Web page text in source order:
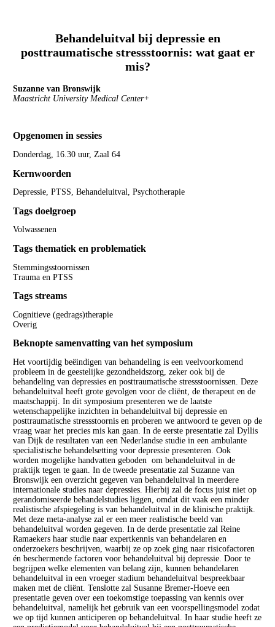
Behandeluitval bij depressie en
posttraumatische stressstoornis: wat gaat er
mis?
Suzanne van Bronswijk
Maastricht University Medical Center+
Opgenomen in sessies
Donderdag, 16.30 uur, Zaal 64
Kernwoorden
Depressie, PTSS, Behandeluitval, Psychotherapie
Tags doelgroep
Volwassenen
Tags thematiek en problematiek
Stemmingsstoornissen
Trauma en PTSS
Tags streams
Cognitieve (gedrags)therapie
Overig
Beknopte samenvatting van het symposium
Het voortijdig beëindigen van behandeling is een veelvoorkomend
probleem in de geestelijke gezondheidszorg, zeker ook bij de
behandeling van depressies en posttraumatische stressstoornissen. Deze
behandeluitval heeft grote gevolgen voor de cliënt, de therapeut en de
maatschappij. In dit symposium presenteren we de laatste
wetenschappelijke inzichten in behandeluitval bij depressie en
posttraumatische stressstoornis en proberen we antwoord te geven op de
vraag waar het precies mis kan gaan. In de eerste presentatie zal Dyllis
van Dijk de resultaten van een Nederlandse studie in een ambulante
specialistische behandelsetting voor depressie presenteren. Ook
worden mogelijke handvatten geboden om behandeluitval in de
praktijk tegen te gaan. In de tweede presentatie zal Suzanne van
Bronswijk een overzicht gegeven van behandeluitval in meerdere
internationale studies naar depressies. Hierbij zal de focus juist niet op
gerandomiseerde behandelstudies liggen, omdat dit vaak een minder
realistische afspiegeling is van behandeluitval in de klinische praktijk.
Met deze meta-analyse zal er een meer realistische beeld van
behandeluitval worden gegeven. In de derde presentatie zal Reine
Ramaekers haar studie naar expertkennis van behandelaren en
onderzoekers beschrijven, waarbij ze op zoek ging naar risicofactoren
én beschermende factoren voor behandeluitval bij depressie. Door te
begrijpen welke elementen van belang zijn, kunnen behandelaren
behandeluitval in een vroeger stadium behandeluitval bespreekbaar
maken met de cliënt. Tenslotte zal Susanne Bremer-Hoeve een
presentatie geven over een toekomstige toepassing van kennis over
behandeluitval, namelijk het gebruik van een voorspellingsmodel zodat
we op tijd kunnen anticiperen op behandeluitval. In haar studie heeft ze